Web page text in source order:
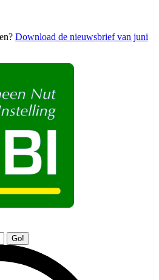
Download de nieuwsbrief van juni